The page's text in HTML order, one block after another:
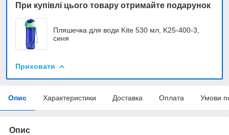
При купівлі цього товару отримайте подарунок
Пляшечка для води Kite 530 мл, K25-400-3,
синя
Приховати
Опис Характеристики Доставка Оплата Умови
Опис